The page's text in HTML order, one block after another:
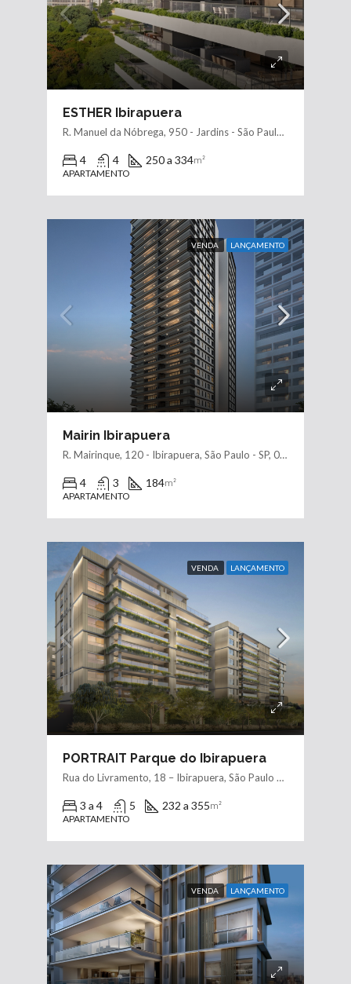
ESTHER Ibirapuera
R. Manuel da Nóbrega, 950 - Jardins - São Paulo - SP, 04001-000
4 4 250 a 334m²
APARTAMENTO
VENDA LANÇAMENTO
Mairin Ibirapuera
R. Mairinque, 120 - Ibirapuera, São Paulo - SP, 04037-020
4 3 184m²
APARTAMENTO
VENDA LANÇAMENTO
PORTRAIT Parque do Ibirapuera
Rua do Livramento, 18 – Ibirapuera, São Paulo – SP, 04008-030
3 a 4 5 232 a 355m²
APARTAMENTO
VENDA LANÇAMENTO